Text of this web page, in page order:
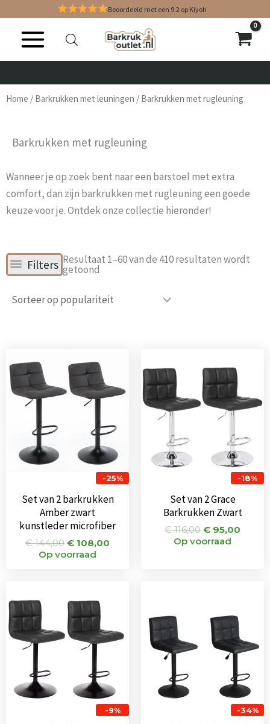
inhoud
Beoordeeld met een 9.2 op Kiyoh
Home / Barkrukken met leuningen / Barkrukken met rugleuning
Barkrukken met rugleuning
Wanneer je op zoek bent naar een barstoel met extra
comfort, dan zijn barkrukken met rugleuning een goede
keuze voor je. Ontdek onze collectie hieronder!
Filters Resultaat 1–60 van de 410 resultaten wordt
getoond
Gesorteerd
-25%
Set van 2 barkrukken
Amber zwart
kunstleder microfiber
€144,00
prijs
was:
€ 144,00.
€ 108,00
€ 108,00.
Op voorraad
-18%
Set van 2 Grace
Barkrukken Zwart
€116,00
prijs
was:
€ 116,00.
€ 95,00
Op voorraad
-9%
prijs
was:
€ 116,00.
€ 105,00.
-34%
€ 154,00.